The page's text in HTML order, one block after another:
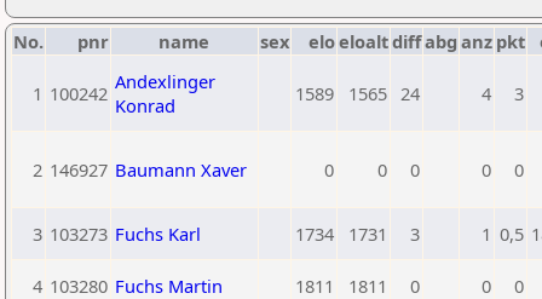
No. pnr name sex eloeloaltdiffabg anz pkt
1 100242 Andexlinger
Konrad
1589 1565 24 4 3
2 146927 Baumann Xaver 0 0 0 0 0
3 103273 Fuchs Karl 1734 1731 3 1 0,5
4 103280 Fuchs Martin 1811 1811 0 0 0